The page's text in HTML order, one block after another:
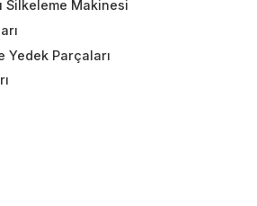
Silkeleme Makinesi
Yedek Parçaları